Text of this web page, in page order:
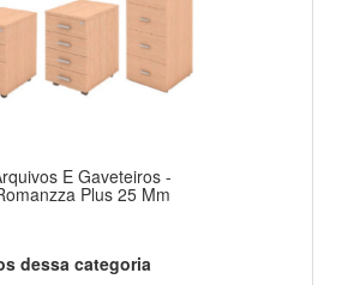
E Gaveteiros -
Plus 25 Mm
dessa categoria